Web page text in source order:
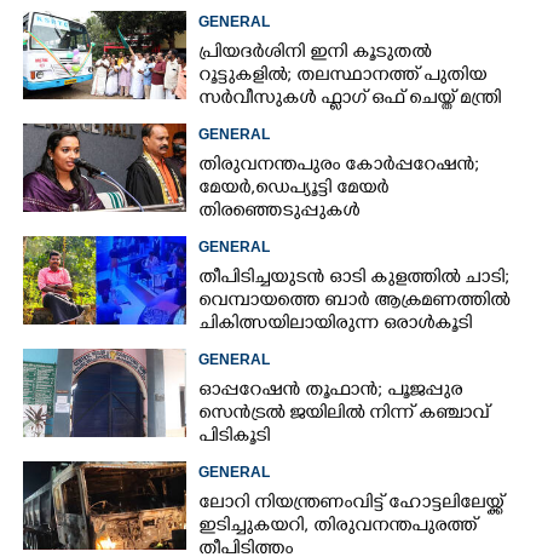
GENERAL
പ്രിയദർശിനി ഇനി കൂടുതൽ
റൂട്ടുകളിൽ; തലസ്ഥാനത്ത് പുതിയ
സർവീസുകൾ ഫ്ലാഗ് ഒഫ് ചെയ്ത് മന്ത്രി
GENERAL
തിരുവനന്തപുരം കോർപ്പറേഷൻ;
മേയർ, ഡെപ്യൂട്ടി മേയർ
തിരഞ്ഞെടുപ്പുകൾ
GENERAL
തീപിടിച്ചയുടൻ ഓടി കുളത്തിൽ ചാടി;
വെമ്പായത്തെ ബാർ ആക്രമണത്തിൽ
ചികിത്സയിലായിരുന്ന ഒരാൾകൂടി
GENERAL
ഓപ്പറേഷൻ തൂഫാൻ; പൂജപ്പുര
സെൻട്രൽ ജയിലിൽ നിന്ന് കഞ്ചാവ്
പിടികൂടി
GENERAL
ലോറി നിയന്ത്രണംവിട്ട് ഹോട്ടലിലേയ്ക്ക്
ഇടിച്ചുകയറി, തിരുവനന്തപുരത്ത്
തീപിടിത്തം